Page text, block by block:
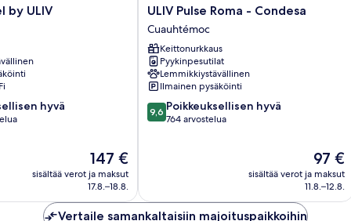
by ULIV
hyvä
Hinta
on
147 €
147 €
sisältää verot ja maksut
17.8.–18.8.
ULIV
Pulse
Roma
-
Condesa
Cuauhtémoc
ULIV Pulse Roma - Condesa
Cuauhtémoc
Keittonurkkaus
Pyykinpesutilat
Lemmikkiystävällinen
Ilmainen pysäköinti
9.6
kautta
9,6 Poikkeuksellisen hyvä
764 arvostelua
Hinta
on
97 €
97 €
sisältää verot ja maksut
11.8.–12.8.
Vertaile samankaltaisiin majoituspaikkoihin